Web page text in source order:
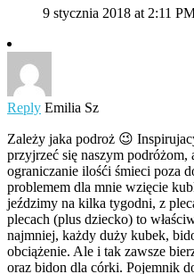
9 stycznia 2018 at 2:11
Reply Emilia Sz
Zależy jaka podroż 😉
przyjrzeć się naszym
ograniczanie ilośći śmieci poza
problemem dla mnie wzięcie
jeździmy na kilka tygodni, z
plecach (plus dziecko) to
najmniej, każdy duży kubek,
obciążenie. Ale i tak zawsze
oraz bidon dla córki. Pojemnik